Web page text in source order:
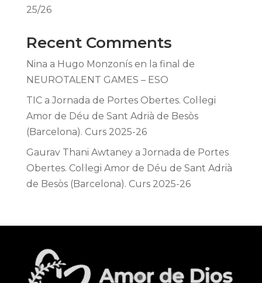
25/26
Recent Comments
Nina a Hugo Monzonís en la final de
NEUROTALENT GAMES – ESO
TICaJornada de Portes Obertes. Col·legi
Amor de Déu de Sant Adrià de Besòs
(Barcelona). Curs 2025-26
Gaurav Thani AwtaneyaJornada de Portes
Obertes. Col·legi Amor de Déu de Sant Adrià
de Besòs (Barcelona). Curs 2025-26